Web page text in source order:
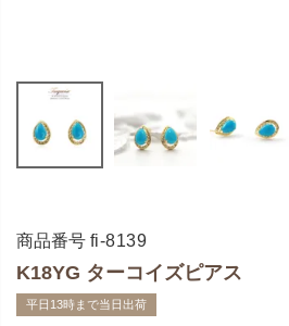
商品番号 fi-8139
K18YG ターコイズピアス
平日13時まで当日出荷